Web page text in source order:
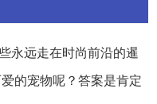
永远走在时尚前沿的暹
的宠物呢？答案是肯定